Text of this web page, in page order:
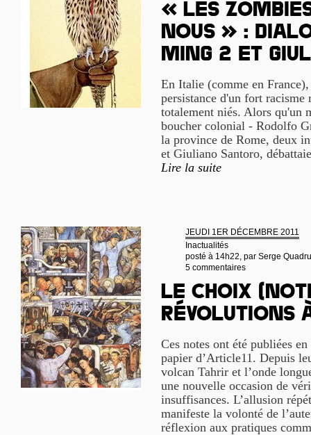
« Les
nous » :
Ming 2 et
En Italie (comme en
persistance d'un fort racisme
totalement niés. Alors qu'un
boucher colonial - Rodolfo
la province de Rome, deux
et Giuliano Santoro,
Lire la suite
JEUDI 1ER DÉCEMBRE 2011
Inactualités
posté à 14h22, par Serge
5 commentaires
Le Choix
révolutions
Ces notes ont été publiées
papier d’Article11. Depuis
volcan Tahrir et l’onde
une nouvelle occasion de
insuffisances. L’allusion
manifeste la volonté de
réflexion aux pratiques